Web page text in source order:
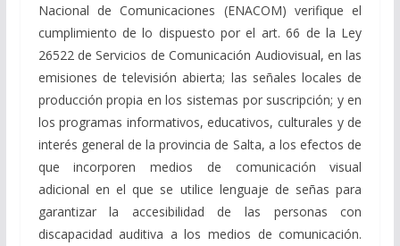
Nacional de Comunicaciones (ENACOM) verifique el
cumplimiento de lo dispuesto por el art. 66 de la Ley
26522 de Servicios de Comunicación Audiovisual, en las
emisiones de televisión abierta; las señales locales de
producción propia en los sistemas por suscripción; y en
los programas informativos, educativos, culturales y de
interés general de la provincia de Salta, a los efectos de
que incorporen medios de comunicación visual
adicional en el que se utilice lenguaje de señas para
garantizar la accesibilidad de las personas con
discapacidad auditiva a los medios de comunicación.